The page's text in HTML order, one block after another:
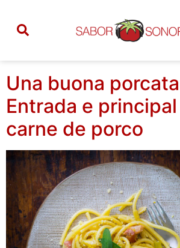
Tag:
artesanais
Una buona
Entrada e
carne de porco